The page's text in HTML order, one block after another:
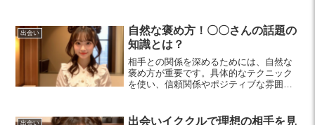
く。
出会い
自然な褒め方！〇〇さんの話題の
知識とは？
相手との関係を深めるためには、自然な
褒め方が重要です。具体的なテクニック
を使い、信頼関係やポジティブな雰囲気
す。
出会い
出会いイククルで理想の相手を見